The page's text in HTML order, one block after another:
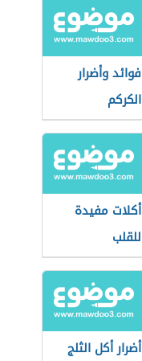
فوائد وأضرار
الكركم
أكلات مفيدة
للقلب
أضرار أكل الثلج